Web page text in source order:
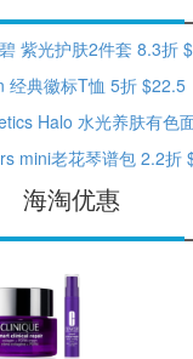
紫光护肤2件套 8.3折
经典徽标T恤 5折 $22.5
mini老花琴谱包 2.2折
海淘优惠